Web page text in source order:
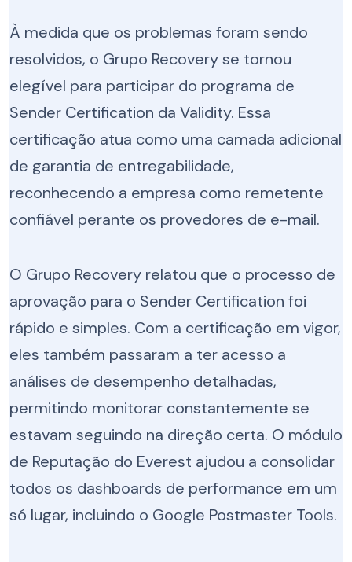
À medida que os problemas foram sendo
resolvidos, o Grupo Recovery se tornou
elegível para participar do programa de
Sender Certification da Validity. Essa
certificação atua como uma camada adicional
de garantia de entregabilidade,
reconhecendo a empresa como remetente
confiável perante os provedores de e-mail.
O Grupo Recovery relatou que o processo de
aprovação para o Sender Certification foi
rápido e simples. Com a certificação em vigor,
eles também passaram a ter acesso a
análises de desempenho detalhadas,
permitindo monitorar constantemente se
estavam seguindo na direção certa. O módulo
de Reputação do Everest ajudou a consolidar
todos os dashboards de performance em um
só lugar, incluindo o Google Postmaster Tools.